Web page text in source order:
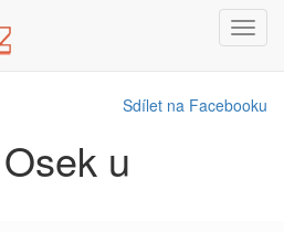
Sdílet na Facebooku
u